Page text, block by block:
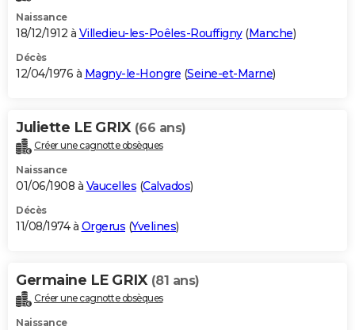
Naissance
18/12/1912 à Villedieu-les-Poêles-Rouffigny(Manche)
Décès
12/04/1976 à Magny-le-Hongre (Seine-et-Marne)
Juliette LE GRIX (66 ans)
Créer une cagnotte obsèques
Naissance
01/06/1908 à Vaucelles (Calvados)
Décès
11/08/1974 à Orgerus (Yvelines)
Germaine LE GRIX (81 ans)
Créer une cagnotte obsèques
Naissance